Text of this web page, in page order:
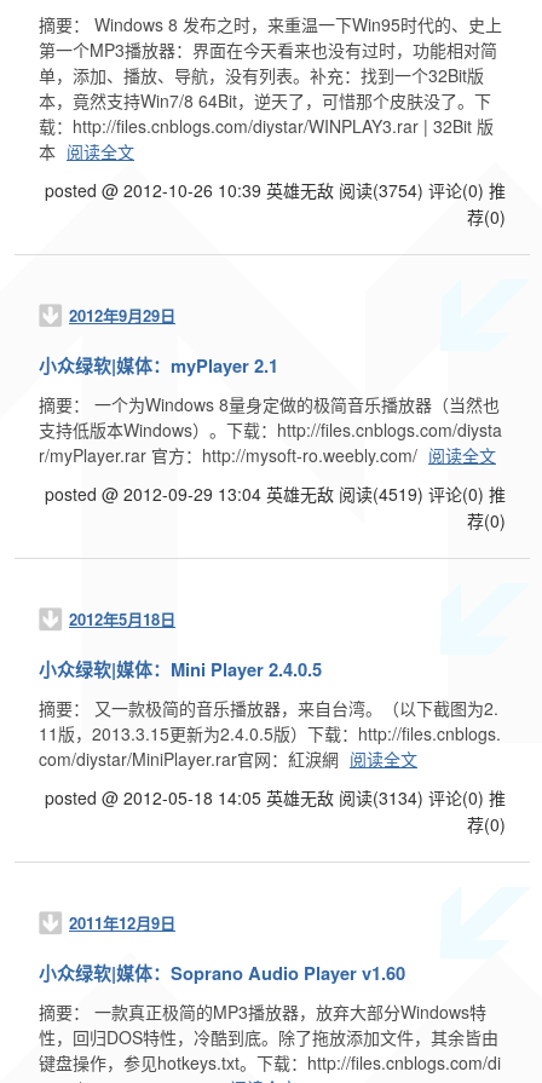
摘要： Windows 8 发布之时，来重温一下Win95时代的、史上
第一个MP3播放器：界面在今天看来也没有过时，功能相对简
单，添加、播放、导航，没有列表。补充：找到一个32Bit版
本，竟然支持Win7/8 64Bit，逆天了，可惜那个皮肤没了。下
载：http://files.cnblogs.com/diystar/WINPLAY3.rar | 32Bit 版
本 阅读全文
posted @ 2012-10-26 10:39 英雄无敌 阅读(3754) 评论(0) 推
荐(0)
2012年9月29日
小众绿软|媒体：myPlayer 2.1
摘要： 一个为Windows 8量身定做的极简音乐播放器（当然也
支持低版本Windows）。下载：http://files.cnblogs.com/diysta
r/myPlayer.rar 官方：http://mysoft-ro.weebly.com/ 阅读全文
posted @ 2012-09-29 13:04 英雄无敌 阅读(4519) 评论(0) 推
荐(0)
2012年5月18日
小众绿软|媒体：Mini Player 2.4.0.5
摘要： 又一款极简的音乐播放器，来自台湾。（以下截图为2.
11版，2013.3.15更新为2.4.0.5版）下载：http://files.cnblogs.
com/diystar/MiniPlayer.rar官网：紅淚網 阅读全文
posted @ 2012-05-18 14:05 英雄无敌 阅读(3134) 评论(0) 推
荐(0)
2011年12月9日
小众绿软|媒体：Soprano Audio Player v1.60
摘要： 一款真正极简的MP3播放器，放弃大部分Windows特
性，回归DOS特性，冷酷到底。除了拖放添加文件，其余皆由
键盘操作，参见hotkeys.txt。下载：http://files.cnblogs.com/di